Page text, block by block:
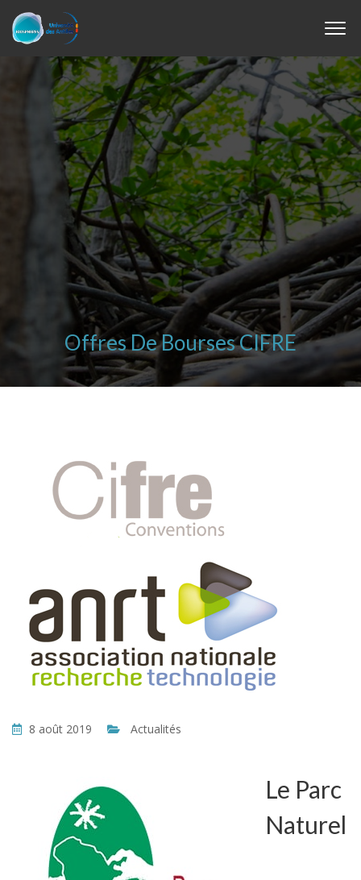
Offres De Bourses CIFRE
8 août 2019 Actualités
Le Parc
Naturel